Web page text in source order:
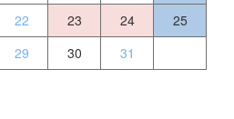
22 23 24
25
29 30 31